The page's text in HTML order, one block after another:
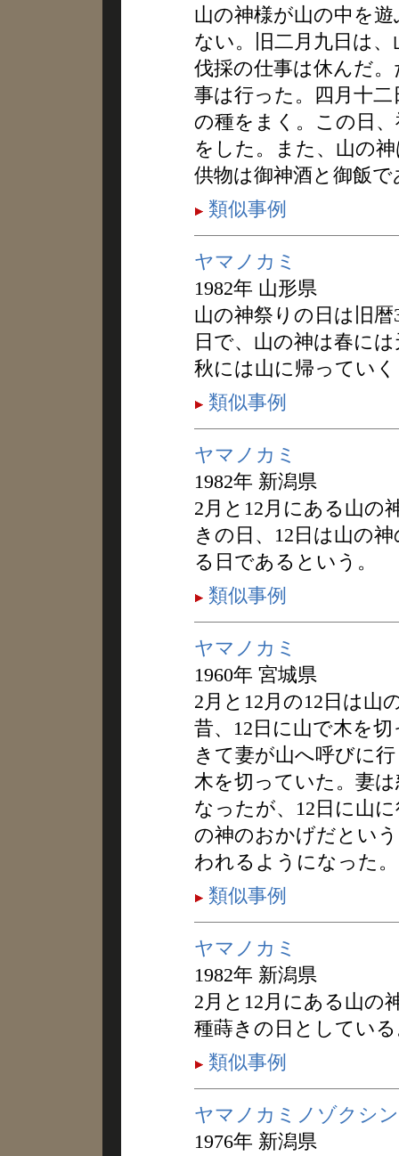
山の神様が山の中を
ない。旧二月九日は
伐採の仕事は休んだ
事は行った。四月十
の種をまく。この日
をした。また、山の
供物は御神酒と御飯で
類似事例
ヤマノカミ
1982年 山形県
山の神祭りの日は旧暦
日で、山の神は春に
秋には山に帰ってい
類似事例
ヤマノカミ
1982年 新潟県
2月と12月にある山の
きの日、12日は山の
る日であるという。
類似事例
ヤマノカミ
1960年 宮城県
2月と12月の12日は山
昔、12日に山で木を
きて妻が山へ呼びに
木を切っていた。妻
なったが、12日に山
の神のおかげだとい
われるようになった。
類似事例
ヤマノカミ
1982年 新潟県
2月と12月にある山の
種蒔きの日としてい
類似事例
ヤマノカミノゾクシン
1976年 新潟県